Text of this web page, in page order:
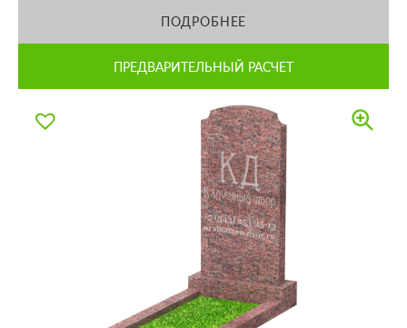
ПОДРОБНЕЕ
ПРЕДВАРИТЕЛЬНЫЙ РАСЧЕТ